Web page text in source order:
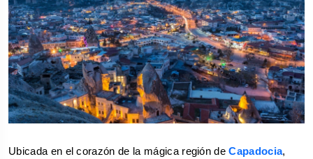
Ubicada en el corazón de la mágica región de Capadocia